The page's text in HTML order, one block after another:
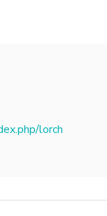
lorch